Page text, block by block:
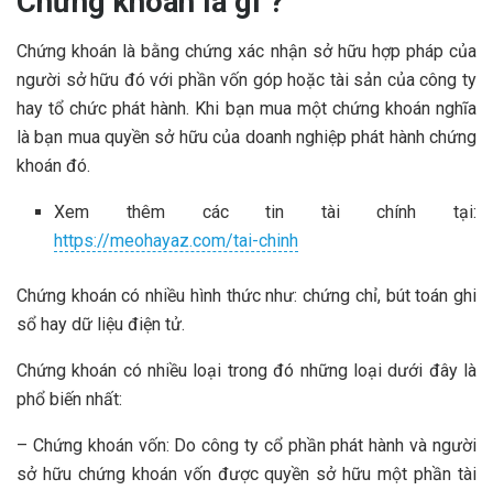
Chứng khoán là bằng chứng xác nhận sở hữu hợp pháp của
người sở hữu đó với phần vốn góp hoặc tài sản của công ty
hay tổ chức phát hành. Khi bạn mua một chứng khoán nghĩa
là bạn mua quyền sở hữu của doanh nghiệp phát hành chứng
khoán đó.
Xem thêm các tin tài chính tại:
https://meohayaz.com/tai-chinh
Chứng khoán có nhiều hình thức như: chứng chỉ, bút toán ghi
sổ hay dữ liệu điện tử.
Chứng khoán có nhiều loại trong đó những loại dưới đây là
phổ biến nhất:
– Chứng khoán vốn: Do công ty cổ phần phát hành và người
sở hữu chứng khoán vốn được quyền sở hữu một phần tài